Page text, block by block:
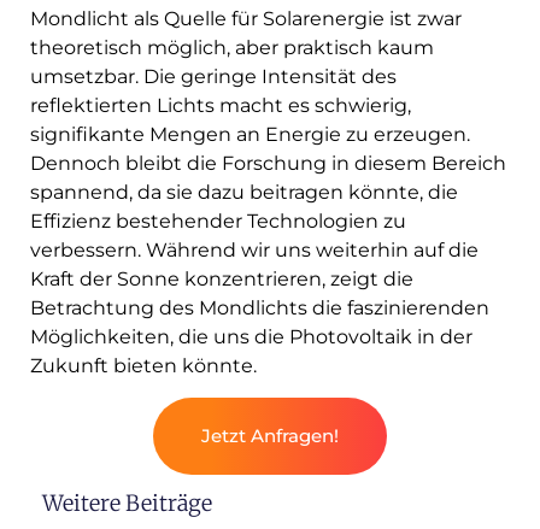
Mondlicht als Quelle für Solarenergie ist zwar
theoretisch möglich, aber praktisch kaum
umsetzbar. Die geringe Intensität des
reflektierten Lichts macht es schwierig,
signifikante Mengen an Energie zu erzeugen.
Dennoch bleibt die Forschung in diesem Bereich
spannend, da sie dazu beitragen könnte, die
Effizienz bestehender Technologien zu
verbessern. Während wir uns weiterhin auf die
Kraft der Sonne konzentrieren, zeigt die
Betrachtung des Mondlichts die faszinierenden
Möglichkeiten, die uns die Photovoltaik in der
Zukunft bieten könnte.
Jetzt Anfragen!
Weitere Beiträge